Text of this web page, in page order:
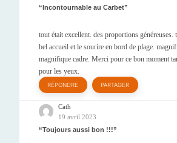
Incontournable au Carbet
tout était excellent. des proportions généreuses.
bel accueil et le sourire en bord de plage.
magnifique cadre. Merci pour ce bon moment
pour les yeux.
RÉPONDRE PARTAGER
Cath
19 avril 2023
Toujours aussi bon !!!